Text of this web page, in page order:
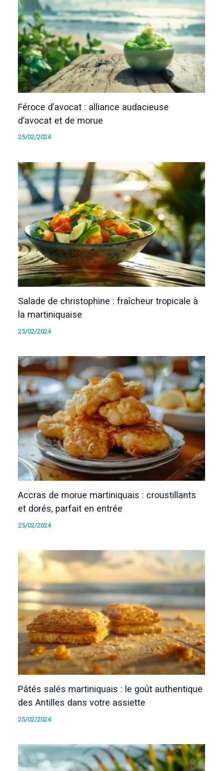
Féroce d’avocat : alliance audacieuse
d’avocat et de morue
25/02/2024
Salade de christophine : fraîcheur tropicale à
la martiniquaise
25/02/2024
Accras de morue martiniquais : croustillants
et dorés, parfait en entrée
25/02/2024
Pâtés salés martiniquais : le goût authentique
des Antilles dans votre assiette
25/02/2024